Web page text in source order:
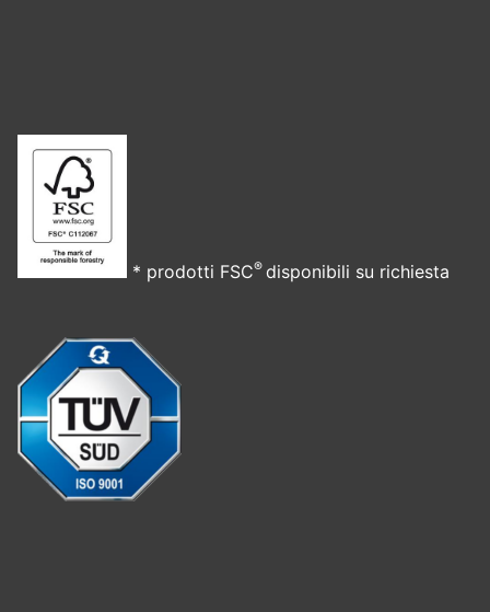
* prodotti FSC® disponibili su richiesta